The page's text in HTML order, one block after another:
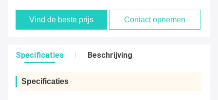
Vind de beste prijs Contact opnemen
Specificaties Beschrijving
Specificaties